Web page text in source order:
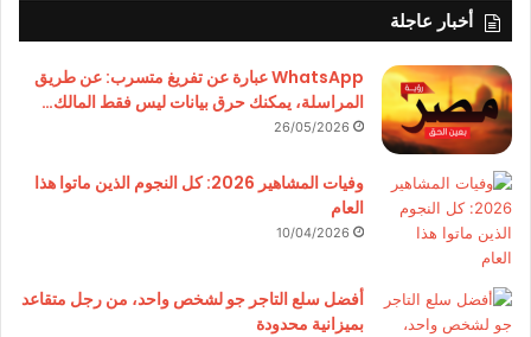
أخبار عاجلة
WhatsApp عبارة عن تفريغ متسرب: عن طريق
المراسلة، يمكنك حرق بيانات ليس فقط المالك…
26/05/2026
وفيات المشاهير 2026: كل النجوم الذين ماتوا هذا
العام
10/04/2026
أفضل سلع التاجر جو لشخص واحد، من رجل متقاعد
بميزانية محدودة